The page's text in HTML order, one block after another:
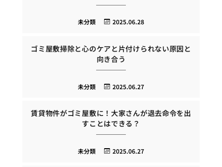
2025.06.28
未分類
ゴミ屋敷掃除と心のケアと片付けられない原因と
向き合う
2025.06.27
未分類
賃貸物件がゴミ屋敷に！大家さんが退去命令を出
すことはできる？
2025.06.27
未分類